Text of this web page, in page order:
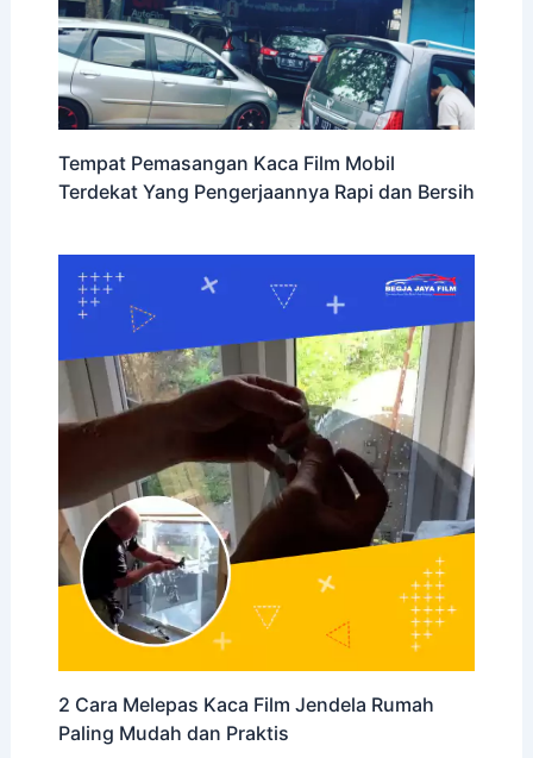
Tempat Pemasangan Kaca Film Mobil
Terdekat Yang Pengerjaannya Rapi dan Bersih
2 Cara Melepas Kaca Film Jendela Rumah
Paling Mudah dan Praktis